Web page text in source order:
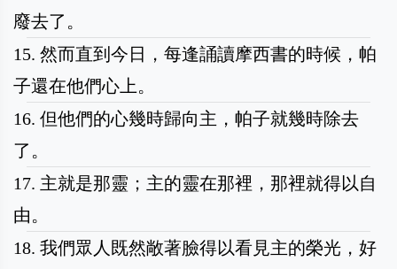
廢去了。
15. 然而直到今日，每逢誦讀摩西書的時候，帕
子還在他們心上。
16. 但他們的心幾時歸向主，帕子就幾時除去
了。
17. 主就是那靈；主的靈在那裡，那裡就得以自
由。
18. 我們眾人既然敞著臉得以看見主的榮光，好